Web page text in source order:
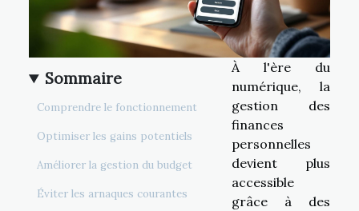
Sommaire
Comprendre le fonctionnement
Optimiser les gains potentiels
Améliorer la gestion du budget
Éviter les arnaques courantes
À l'ère du
numérique, la
gestion des
finances
personnelles
devient plus
accessible
grâce à des